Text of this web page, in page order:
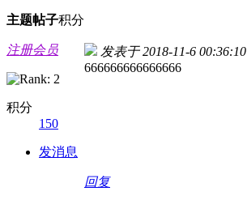
主题帖子积分
注册会员
积分
150
发消息
发表于 2018-11-6 00:36:10
666666666666666
回复